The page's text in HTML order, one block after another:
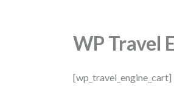
WP Travel
[wp_travel_engine_cart]